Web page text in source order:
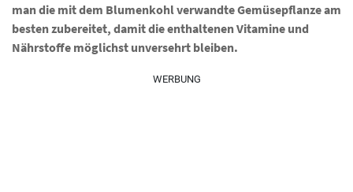
man die mit dem Blumenkohl verwandte Gemüsepflanze am
besten zubereitet, damit die enthaltenen Vitamine und
Nährstoffe möglichst unversehrt bleiben.
WERBUNG